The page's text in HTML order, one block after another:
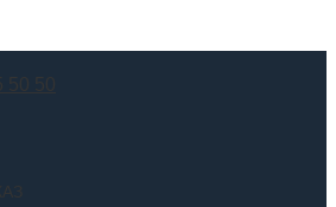
50 50